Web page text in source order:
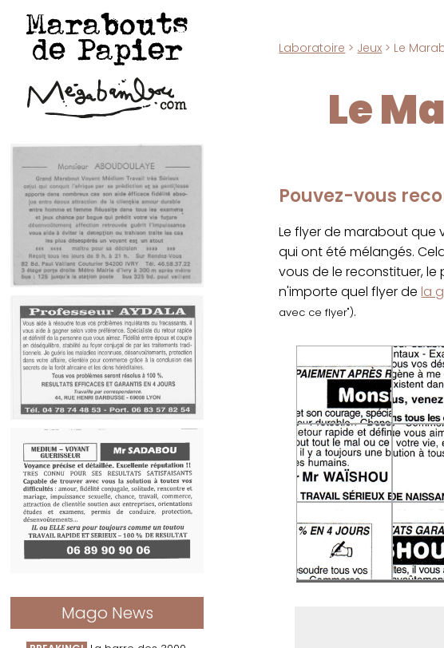
Marabouts
de Papier
Mago News
Laboratoire > Jeux > Le
Le
Pouvez-vous
Le flyer de marabout que
qui ont été mélangés.
vous de le reconstituer,
n'importe quel flyer dela
avec ce flyer").